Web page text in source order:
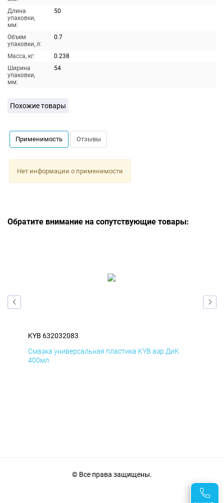
Длина
упаковки,
мм:
50
Объем
упаковки, л:
0.7
Масса, кг:
0.238
Ширина
упаковки,
мм:
54
Похожие товары
Применимость Отзывы
Нет информации о применимости
Обратите внимание на сопутствующие товары:
KYB 632032083
Смазка универсальная пластика KYB аэр ДиК
400мл
© Все права защищены.